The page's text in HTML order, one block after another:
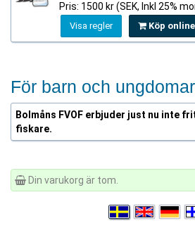
Pris: 1500 kr (SEK, Inkl 25%
Visa regler Köp
För barn och
Bolmåns FVOF erbjuder just nu inte
fiskare.
Din varukorg är tom.